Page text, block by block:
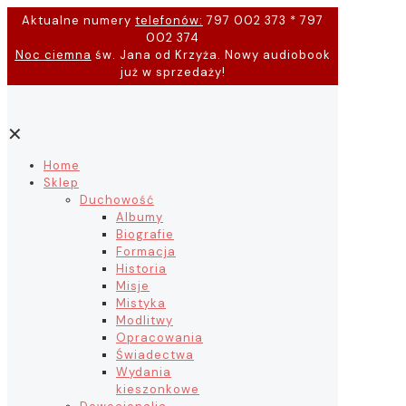
Aktualne numery telefonów: 797 002 373 * 797
002 374
Noc ciemna św. Jana od Krzyża. Nowy audiobook
już w sprzedaży!
✕
Home
Sklep
Duchowość
Albumy
Biografie
Formacja
Historia
Misje
Mistyka
Modlitwy
Opracowania
Świadectwa
Wydania
kieszonkowe